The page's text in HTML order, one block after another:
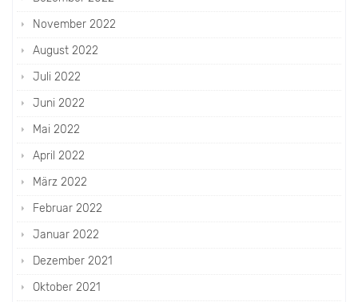
November 2022
August 2022
Juli 2022
Juni 2022
Mai 2022
April 2022
März 2022
Februar 2022
Januar 2022
Dezember 2021
Oktober 2021